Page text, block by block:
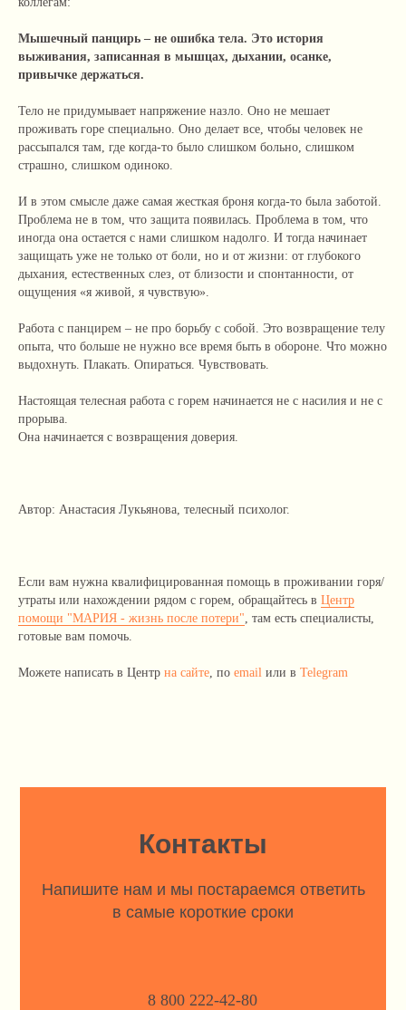
Мышечный панцирь – не ошибка тела. Это история
выживания, записанная в мышцах, дыхании, осанке,
привычке держаться.
Тело не придумывает напряжение назло. Оно не мешает
проживать горе специально. Оно делает все, чтобы человек не
рассыпался там, где когда-то было слишком больно, слишком
страшно, слишком одиноко.
И в этом смысле даже самая жесткая броня когда-то была заботой.
Проблема не в том, что защита появилась. Проблема в том, что
иногда она остается с нами слишком надолго. И тогда начинает
защищать уже не только от боли, но и от жизни: от глубокого
дыхания, естественных слез, от близости и спонтанности, от
ощущения «я живой, я чувствую».
Работа с панцирем – не про борьбу с собой. Это возвращение телу
опыта, что больше не нужно все время быть в обороне. Что можно
выдохнуть. Плакать. Опираться. Чувствовать.
Настоящая телесная работа с горем начинается не с насилия и не с
прорыва.
Она начинается с возвращения доверия.
Автор: Анастасия Лукьянова, телесный психолог.
Если вам нужна квалифицированная помощь в проживании горя/
утраты или нахождении рядом с горем, обращайтесь в Центр
помощи "МАРИЯ - жизнь после потери", там есть специалисты,
готовые вам помочь.
Можете написать в Центр на сайте, по email или в Telegram
Контакты
Напишите нам и мы постараемся ответить
в самые короткие сроки
8 800 222-42-80